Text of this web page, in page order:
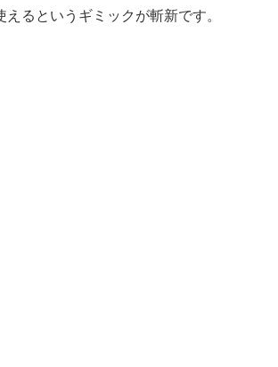
るというギミックが斬新です。